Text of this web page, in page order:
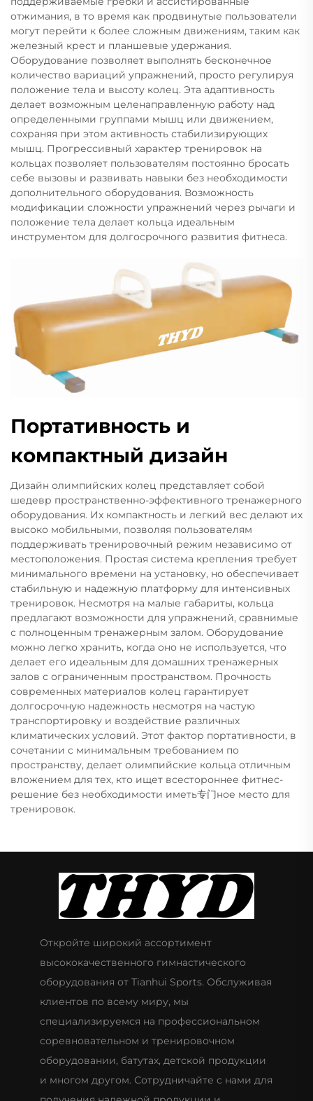
отжимания, в то время как продвинутые пользователи
могут перейти к более сложным движениям, таким как
железный крест и планшевые удержания.
Оборудование позволяет выполнять бесконечное
количество вариаций упражнений, просто регулируя
положение тела и высоту колец. Эта адаптивность
делает возможным целенаправленную работу над
определенными группами мышц или движением,
сохраняя при этом активность стабилизирующих
мышц. Прогрессивный характер тренировок на
кольцах позволяет пользователям постоянно бросать
себе вызовы и развивать навыки без необходимости
дополнительного оборудования. Возможность
модификации сложности упражнений через рычаги и
положение тела делает кольца идеальным
инструментом для долгосрочного развития фитнеса.
Портативность и
компактный дизайн
Дизайн олимпийских колец представляет собой
шедевр пространственно-эффективного тренажерного
оборудования. Их компактность и легкий вес делают их
высоко мобильными, позволяя пользователям
поддерживать тренировочный режим независимо от
местоположения. Простая система крепления требует
минимального времени на установку, но обеспечивает
стабильную и надежную платформу для интенсивных
тренировок. Несмотря на малые габариты, кольца
предлагают возможности для упражнений, сравнимые
с полноценным тренажерным залом. Оборудование
можно легко хранить, когда оно не используется, что
делает его идеальным для домашних тренажерных
залов с ограниченным пространством. Прочность
современных материалов колец гарантирует
долгосрочную надежность несмотря на частую
транспортировку и воздействие различных
климатических условий. Этот фактор портативности, в
сочетании с минимальным требованием по
пространству, делает олимпийские кольца отличным
вложением для тех, кто ищет всестороннее фитнес-
решение без необходимости иметь专门ное место для
тренировок.
Откройте широкий ассортимент
высококачественного гимнастического
оборудования от Tianhui Sports. Обслуживая
клиентов по всему миру, мы
специализируемся на профессиональном
соревновательном и тренировочном
оборудовании, батутах, детской продукции
и многом другом. Сотрудничайте с нами для